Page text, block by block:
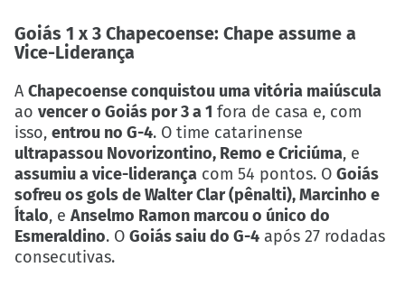
Goiás 1 x 3 Chapecoense: Chape assume a
Vice-Liderança
A Chapecoense conquistou uma vitória maiúscula
ao vencer o Goiás por 3 a 1 fora de casa e, com
isso, entrou no G-4. O time catarinense
ultrapassou Novorizontino, Remo e Criciúma, e
assumiu a vice-liderança com 54 pontos. O Goiás
sofreu os gols de Walter Clar (pênalti), Marcinho e
Ítalo, e Anselmo Ramon marcou o único do
Esmeraldino. O Goiás saiu do G-4 após 27 rodadas
consecutivas.